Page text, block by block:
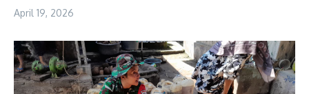
April 19, 2026